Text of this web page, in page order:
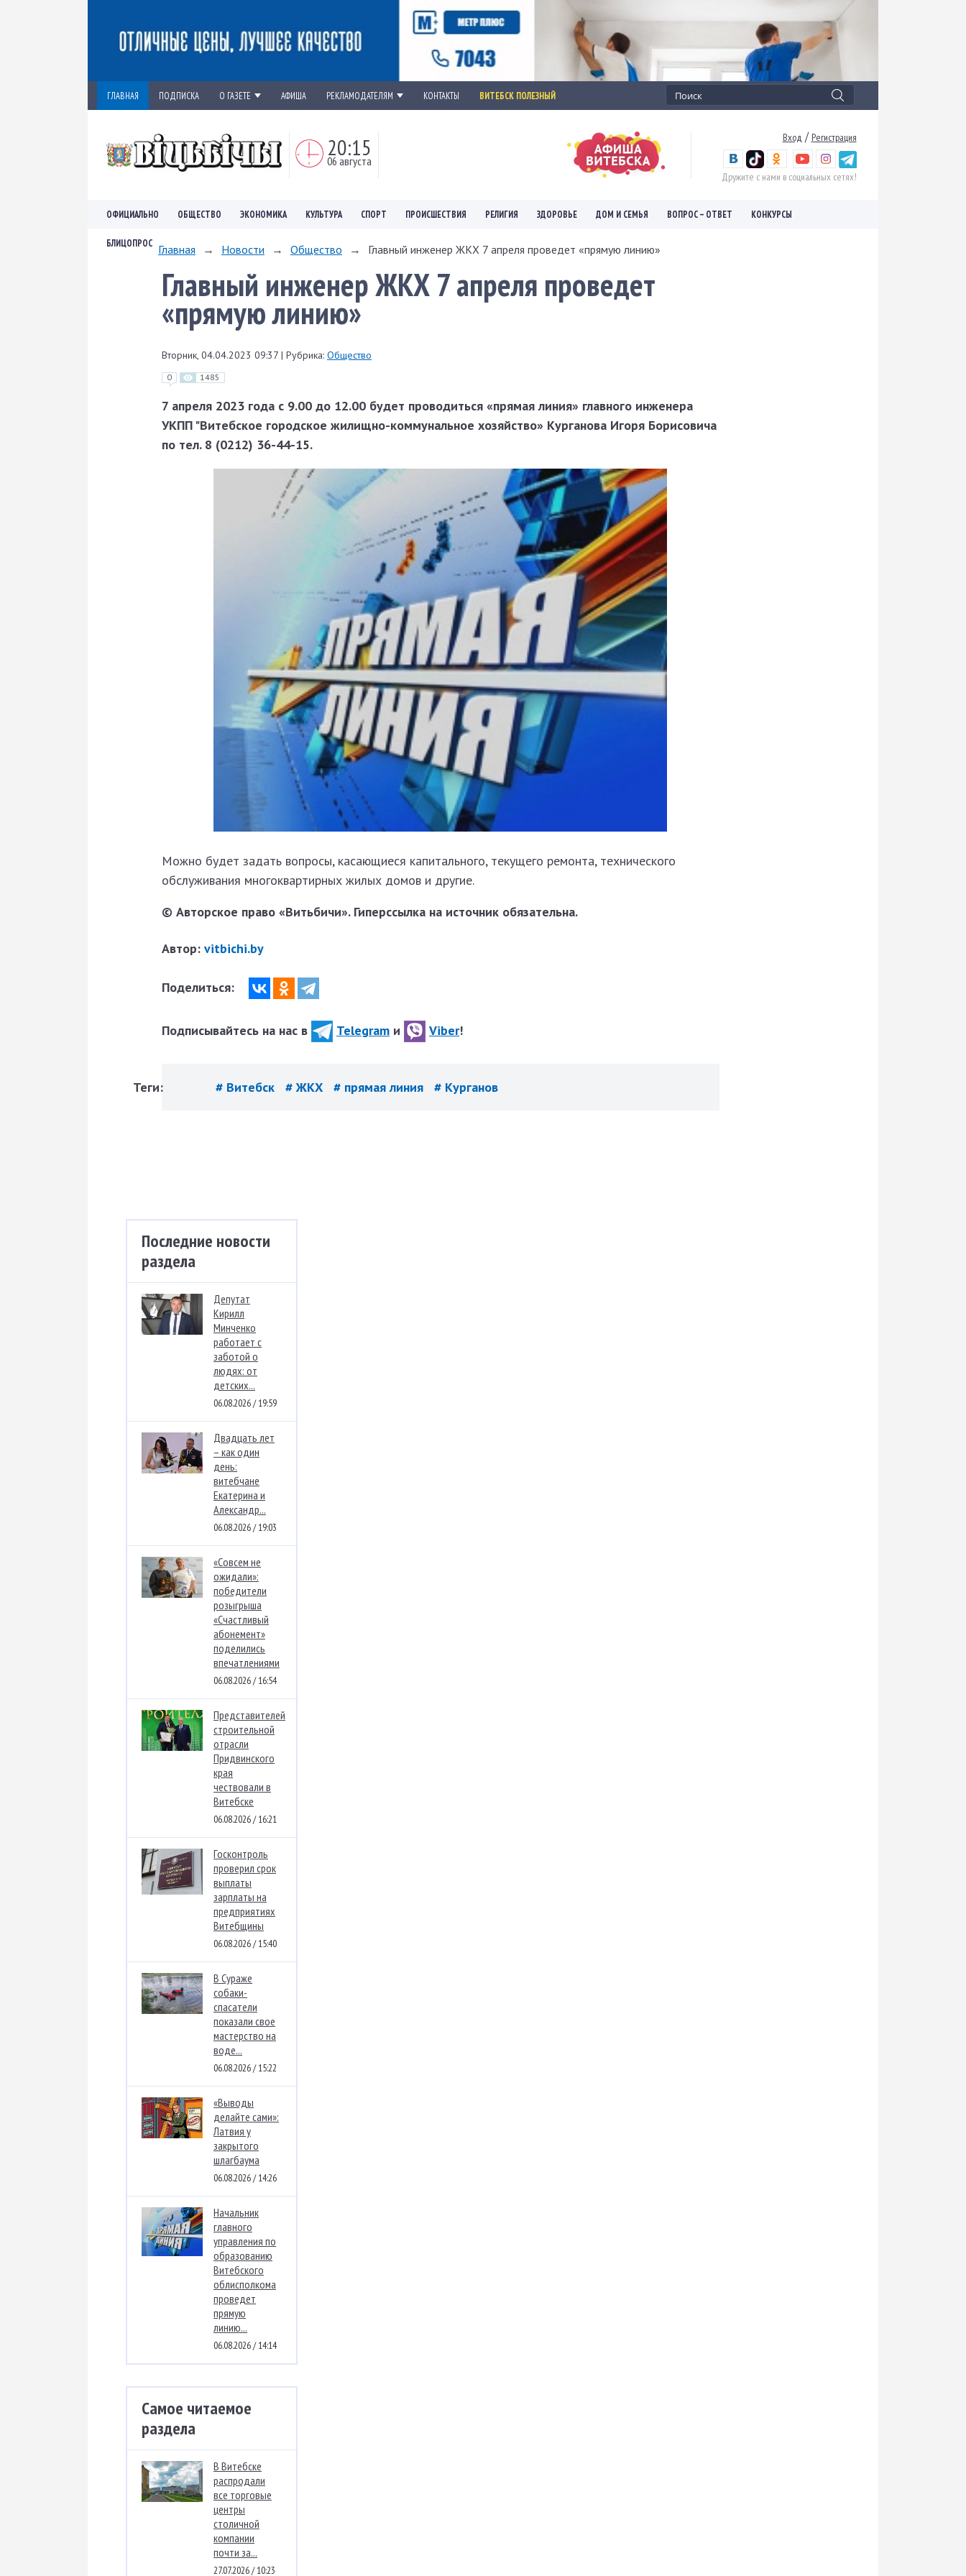
ГЛАВНАЯ ПОДПИСКА О ГАЗЕТЕ АФИША РЕКЛАМОДАТЕЛЯМ КОНТАКТЫ ВИТЕБСК ПОЛЕЗНЫЙ
20:15
06 августа
Вход / Регистрация
Дружите с нами в социальных сетях!
ОФИЦИАЛЬНО ОБЩЕСТВО ЭКОНОМИКА КУЛЬТУРА СПОРТ ПРОИСШЕСТВИЯ РЕЛИГИЯ ЗДОРОВЬЕ ДОМ И СЕМЬЯ ВОПРОС – ОТВЕТ КОНКУРСЫ
БЛИЦОПРОС Главная → Новости → Общество → Главный инженер ЖКХ 7 апреля проведет «прямую линию»
Главный инженер ЖКХ 7 апреля проведет
«прямую линию»
Вторник, 04.04.2023 09:37 | Рубрика: Общество
0 1485
7 апреля 2023 года с 9.00 до 12.00 будет проводиться «прямая линия» главного инженера
УКПП "Витебское городское жилищно-коммунальное хозяйство» Курганова Игоря Борисовича
по тел. 8 (0212) 36-44-15.
Можно будет задать вопросы, касающиеся капитального, текущего ремонта, технического
обслуживания многоквартирных жилых домов и другие.
© Авторское право «Витьбичи». Гиперссылка на источник обязательна.
Автор: vitbichi.by
Поделиться:
Подписывайтесь на нас в Telegram и Viber!
Теги: # Витебск # ЖКХ # прямая линия # Курганов
Последние новости
раздела
Депутат
Кирилл
Минченко
работает с
заботой о
людях: от
детских...
06.08.2026 / 19:59
Двадцать лет
– как один
день:
витебчане
Екатерина и
Александр...
06.08.2026 / 19:03
«Совсем не
ожидали»:
победители
розыгрыша
«Счастливый
абонемент»
поделились
впечатлениями
06.08.2026 / 16:54
Представителей
строительной
отрасли
Придвинского
края
чествовали в
Витебске
06.08.2026 / 16:21
Госконтроль
проверил срок
выплаты
зарплаты на
предприятиях
Витебщины
06.08.2026 / 15:40
В Сураже
собаки-
спасатели
показали свое
мастерство на
воде...
06.08.2026 / 15:22
«Выводы
делайте сами»:
Латвия у
закрытого
шлагбаума
06.08.2026 / 14:26
Начальник
главного
управления по
образованию
Витебского
облисполкома
проведет
прямую
линию...
06.08.2026 / 14:14
Самое читаемое
раздела
В Витебске
распродали
все торговые
центры
столичной
компании
почти за...
27.07.2026 / 10:23